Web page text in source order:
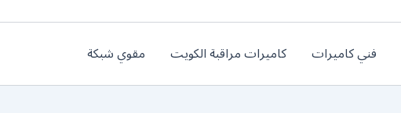
فني كاميرات كاميرات مراقبة الكويت مقوي شبكة